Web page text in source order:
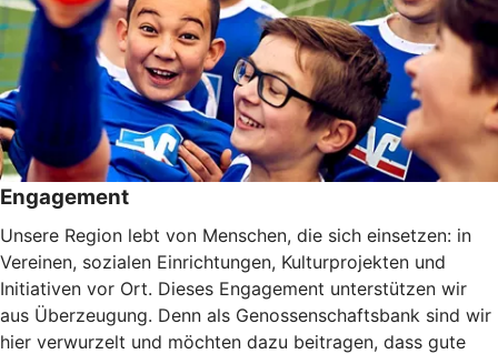
Engagement
Unsere Region lebt von Menschen, die sich einsetzen: in
Vereinen, sozialen Einrichtungen, Kulturprojekten und
Initiativen vor Ort. Dieses Engagement unterstützen wir
aus Überzeugung. Denn als Genossenschaftsbank sind wir
hier verwurzelt und möchten dazu beitragen, dass gute